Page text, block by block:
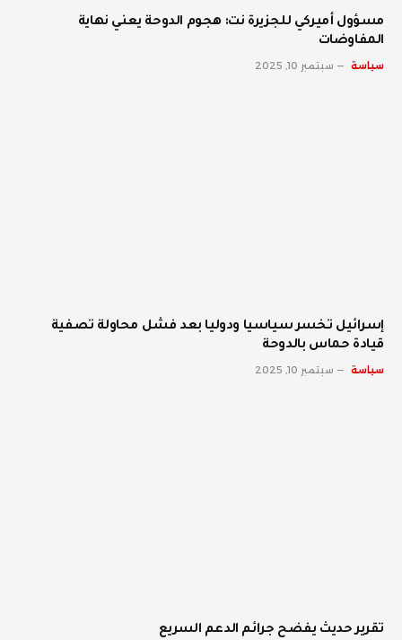
مسؤول أميركي للجزيرة نت: هجوم الدوحة يعني نهاية
المفاوضات
سياسة سبتمبر 10, 2025
إسرائيل تخسر سياسيا ودوليا بعد فشل محاولة تصفية
قيادة حماس بالدوحة
سياسة سبتمبر 10, 2025
تقرير حديث يفضح جرائم الدعم السريع